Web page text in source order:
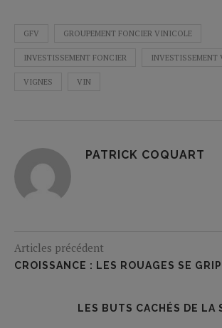
GFV GROUPEMENT FONCIER VINICOLE
INVESTISSEMENT FONCIER INVESTISSEMENT
VIGNES VIN
PATRICK COQUART
Articles précédent
CROISSANCE : LES ROUAGES SE
LES BUTS CACHÉS DE LA